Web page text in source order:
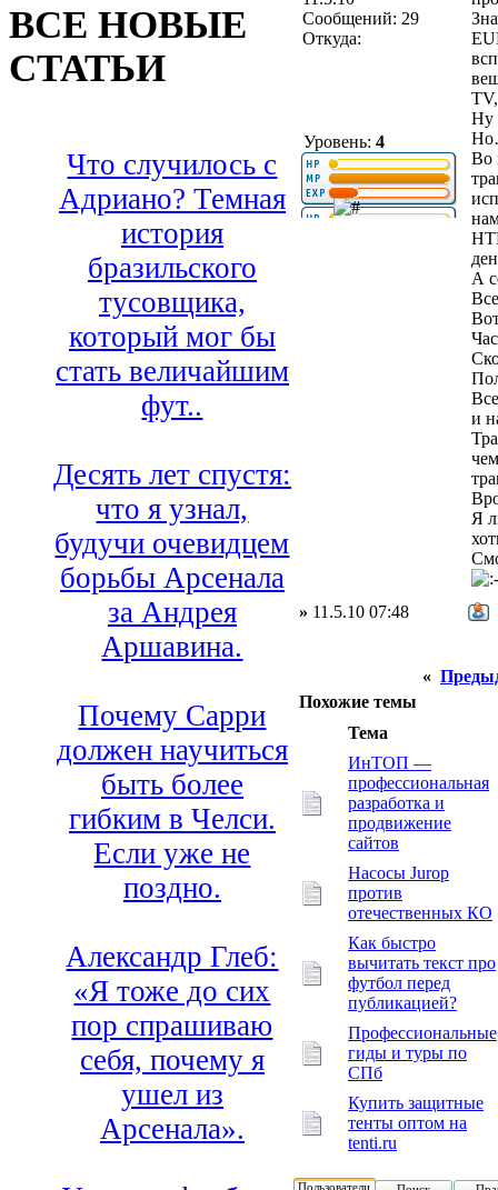
ВСЕ НОВЫЕ
СТАТЬИ
Что случилось с
Адриано? Темная
история
бразильского
тусовщика,
который мог бы
стать величайшим
фут..
Десять лет спустя:
что я узнал,
будучи очевидцем
борьбы Арсенала
за Андрея
Аршавина.
Почему Сарри
должен научиться
быть более
гибким в Челси.
Если уже не
поздно.
Александр Глеб:
«Я тоже до сих
пор спрашиваю
себя, почему я
ушел из
Арсенала».
Сообщений: 29
Откуда:
Уровень: 4
Ну
Во
А
и
Я
» 11.5.10 07:48
«
Похожие темы
Тема
ИнТОП —
профессиональная
разработка и
продвижение
сайтов
Насосы Jurop
против
отечественных КО
Как быстро
вычитать текст про
футбол перед
публикацией?
Профессиональные
гиды и туры по
СПб
Купить защитные
тенты оптом на
tenti.ru
Пользователи